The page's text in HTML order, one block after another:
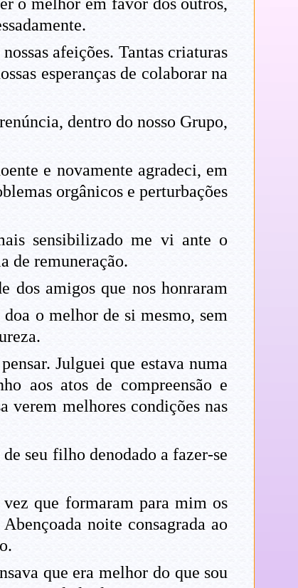
afeições. Tantas criaturas
esperanças de colaborar na
dentro do nosso Grupo,
e novamente agradeci, em
orgânicos e perturbações
sensibilizado me vi ante o
de remuneração.
dos amigos que nos honraram
o melhor de si mesmo, sem
Julguei que estava numa
aos atos de compreensão e
verem melhores condições nas
seu filho denodado a fazer-se
que formaram para mim os
noite consagrada ao
que era melhor do que sou